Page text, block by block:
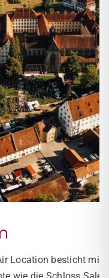
besticht mit solch